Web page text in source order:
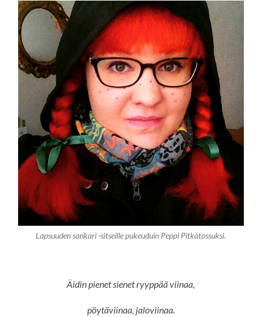
Lapsuuden sankari -sitseille pukeuduin Peppi Pitkätossuksi.
Äidin pienet sienet ryyppää viinaa,
pöytäviinaa, jaloviinaa.